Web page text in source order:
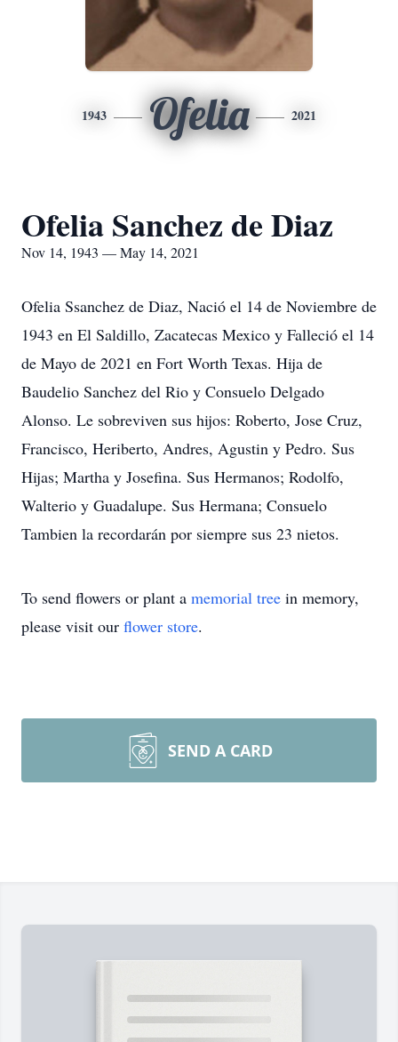
1943 Ofelia 2021
Ofelia Sanchez de Diaz
Nov 14, 1943 — May 14, 2021
Ofelia Ssanchez de Diaz, Nació el 14 de Noviembre de
1943 en El Saldillo, Zacatecas Mexico y Falleció el 14
de Mayo de 2021 en Fort Worth Texas. Hija de
Baudelio Sanchez del Rio y Consuelo Delgado
Alonso. Le sobreviven sus hijos: Roberto, Jose Cruz,
Francisco, Heriberto, Andres, Agustin y Pedro. Sus
Hijas; Martha y Josefina. Sus Hermanos; Rodolfo,
Walterio y Guadalupe. Sus Hermana; Consuelo
Tambien la recordarán por siempre sus 23 nietos.
To send flowers or plant a memorial tree in memory,
please visit our flower store.
SEND A CARD